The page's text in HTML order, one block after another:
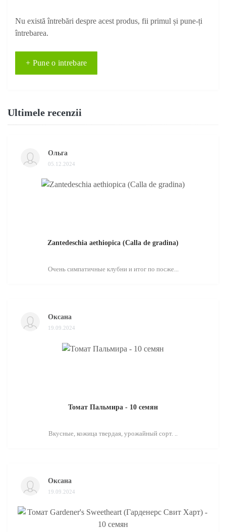
Nu există întrebări despre acest produs, fii primul și pune-ți
întrebarea.
+ Pune o intrebare
Ultimele recenzii
Ольга
05.12.2024
Zantedeschia aethiopica (Calla de gradina)
Очень симпатичные клубни и итог по посже...
Оксана
19.09.2024
Томат Пальмира - 10 семян
Вкусные, кожица твердая, урожайный сорт. ..
Оксана
19.09.2024